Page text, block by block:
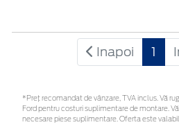
Inapoi 1
*Preţ recomandat de vânzare, TVA inclus. Vă
Ford pentru costuri suplimentare de montare.
necesare piese suplimentare. Oferta este